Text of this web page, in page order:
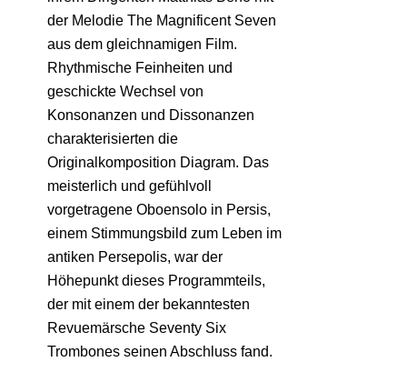
der Melodie The Magnificent Seven
aus dem gleichnamigen Film.
Rhythmische Feinheiten und
geschickte Wechsel von
Konsonanzen und Dissonanzen
charakterisierten die
Originalkomposition Diagram. Das
meisterlich und gefühlvoll
vorgetragene Oboensolo in Persis,
einem Stimmungsbild zum Leben im
antiken Persepolis, war der
Höhepunkt dieses Programmteils,
der mit einem der bekanntesten
Revuemärsche Seventy Six
Trombones seinen Abschluss fand.